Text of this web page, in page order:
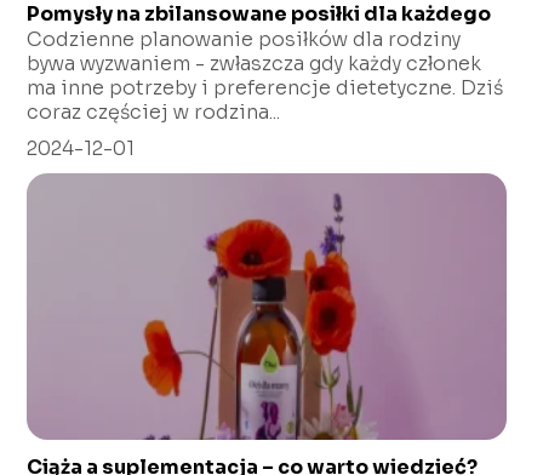
Pomysły na zbilansowane posiłki dla każdego
Codzienne planowanie posiłków dla rodziny
bywa wyzwaniem - zwłaszcza gdy każdy członek
ma inne potrzeby i preferencje dietetyczne. Dziś
coraz częściej w rodzina...
2024-12-01
Ciąża a suplementacja – co warto wiedzieć?